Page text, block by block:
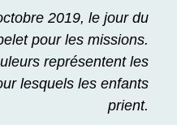
2019, le jour du
pour les missions.
représentent les
lesquels les enfants
prient.